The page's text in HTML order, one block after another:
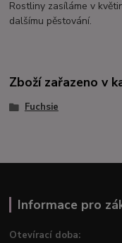
Rostliny zasíláme v
dalšímu pěstování.
Zboží zařazeno v
Fuchsie
Informace pro
Otevírací doba: